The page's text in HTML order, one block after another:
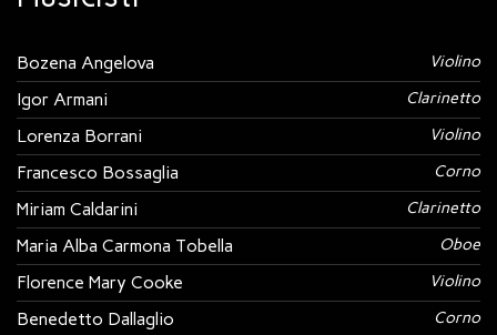
Bozena Angelova Violino
Igor Armani Clarinetto
Lorenza Borrani Violino
Francesco Bossaglia Corno
Miriam Caldarini Clarinetto
Maria Alba Carmona Tobella Oboe
Florence Mary Cooke Violino
Benedetto Dallaglio Corno